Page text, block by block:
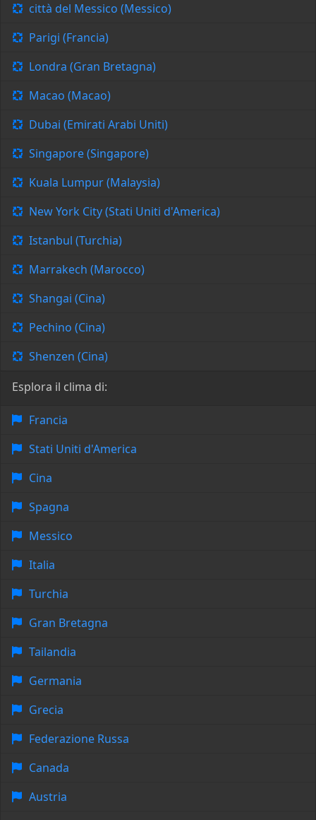
città del Messico (Messico)
Parigi (Francia)
Londra (Gran Bretagna)
Macao (Macao)
Dubai (Emirati Arabi Uniti)
Singapore (Singapore)
Kuala Lumpur (Malaysia)
New York City (Stati Uniti d'America)
Istanbul (Turchia)
Marrakech (Marocco)
Shangai (Cina)
Pechino (Cina)
Shenzen (Cina)
Esplora il clima di:
Francia
Stati Uniti d'America
Cina
Spagna
Messico
Italia
Turchia
Gran Bretagna
Tailandia
Germania
Grecia
Federazione Russa
Canada
Austria